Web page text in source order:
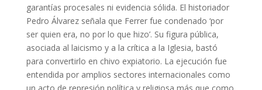
garantías procesales ni evidencia sólida. El historiador
Pedro Álvarez señala que Ferrer fue condenado ‘por
ser quien era, no por lo que hizo’. Su figura pública,
asociada al laicismo y a la crítica a la Iglesia, bastó
para convertirlo en chivo expiatorio. La ejecución fue
entendida por amplios sectores internacionales como